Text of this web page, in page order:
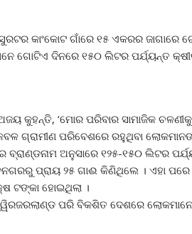
କାଂକୋଟ ଗାଁରେ ୧୫ ଏକରର ଜାଗାରେ
ଗୋଟିଏ ଦିନରେ ୧୫୦ ଲିଟର ପର୍ଯ୍ୟନ୍ତ
କୁହନ୍ତି, ‘ମୋର ପରିବାର ସାମାଜିକ
ଗ୍ରାମୀଣ ପରିବେଶରେ ରହୁଥିବା
ଅନୁସାରେ ୧୨୫-୧୫୦ ଲିଟର
ପ୍ରାୟ ୨୫ ଗାଈ କିଣିଥିଲେ । ଏହା
ଟଙ୍କା ହୋଇଥିଲା ।
ପରି ବିକଶିତ ଦେଶରେ